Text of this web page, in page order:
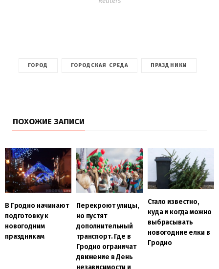
ГОРОД ГОРОДСКАЯ СРЕДА ПРАЗДНИКИ
ПОХОЖИЕ ЗАПИСИ
В Гродно начинают
подготовку к
новогодним
праздникам
Перекроют улицы,
но пустят
дополнительный
транспорт. Где в
Гродно ограничат
движение в День
независимости и
Стало известно,
куда и когда можно
выбрасывать
новогодние елки в
Гродно